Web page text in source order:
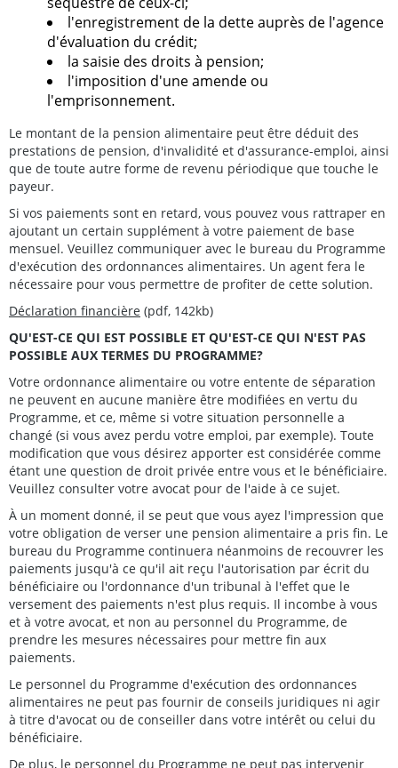
l'enregistrement de la dette auprès de l'agence
d'évaluation du crédit;
la saisie des droits à pension;
l'imposition d'une amende ou
l'emprisonnement.
Le montant de la pension alimentaire peut être déduit des
prestations de pension, d'invalidité et d'assurance-emploi, ainsi
que de toute autre forme de revenu périodique que touche le
payeur.
Si vos paiements sont en retard, vous pouvez vous rattraper en
ajoutant un certain supplément à votre paiement de base
mensuel. Veuillez communiquer avec le bureau du Programme
d'exécution des ordonnances alimentaires. Un agent fera le
nécessaire pour vous permettre de profiter de cette solution.
Déclaration financière (pdf, 142kb)
QU'EST-CE QUI EST POSSIBLE ET QU'EST-CE QUI N'EST PAS
POSSIBLE AUX TERMES DU PROGRAMME?
Votre ordonnance alimentaire ou votre entente de séparation
ne peuvent en aucune manière être modifiées en vertu du
Programme, et ce, même si votre situation personnelle a
changé (si vous avez perdu votre emploi, par exemple). Toute
modification que vous désirez apporter est considérée comme
étant une question de droit privée entre vous et le bénéficiaire.
Veuillez consulter votre avocat pour de l'aide à ce sujet.
À un moment donné, il se peut que vous ayez l'impression que
votre obligation de verser une pension alimentaire a pris fin. Le
bureau du Programme continuera néanmoins de recouvrer les
paiements jusqu'à ce qu'il ait reçu l'autorisation par écrit du
bénéficiaire ou l'ordonnance d'un tribunal à l'effet que le
versement des paiements n'est plus requis. Il incombe à vous
et à votre avocat, et non au personnel du Programme, de
prendre les mesures nécessaires pour mettre fin aux
paiements.
Le personnel du Programme d'exécution des ordonnances
alimentaires ne peut pas fournir de conseils juridiques ni agir
à titre d'avocat ou de conseiller dans votre intérêt ou celui du
bénéficiaire.
De plus, le personnel du Programme ne peut pas intervenir